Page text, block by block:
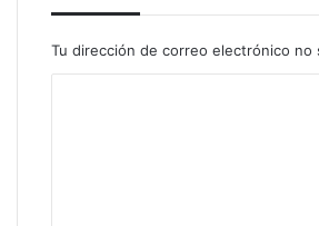
Tu dirección de correo electrónico no